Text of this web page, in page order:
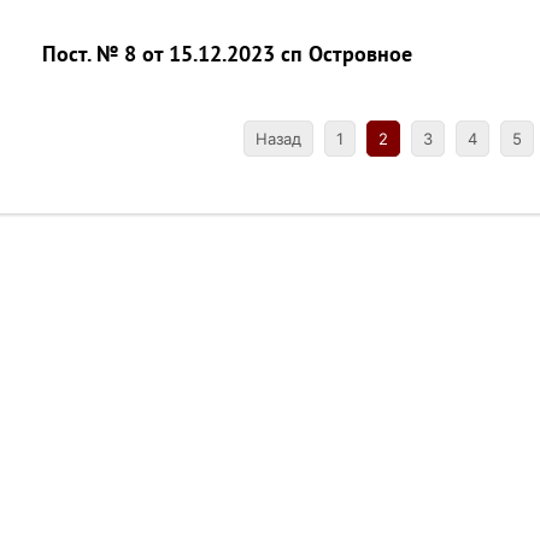
Пост. № 8 от 15.12.2023 сп Островное
Назад 1 2 3 4 5